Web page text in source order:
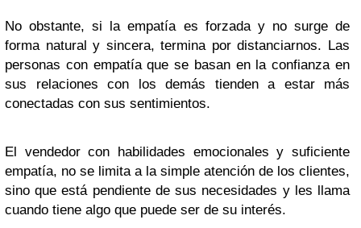
No obstante, si la empatía es forzada y no surge de
forma natural y sincera, termina por distanciarnos. Las
personas con empatía que se basan en la confianza en
sus relaciones con los demás tienden a estar más
conectadas con sus sentimientos.
El vendedor con habilidades emocionales y suficiente
empatía, no se limita a la simple atención de los clientes,
sino que está pendiente de sus necesidades y les llama
cuando tiene algo que puede ser de su interés.